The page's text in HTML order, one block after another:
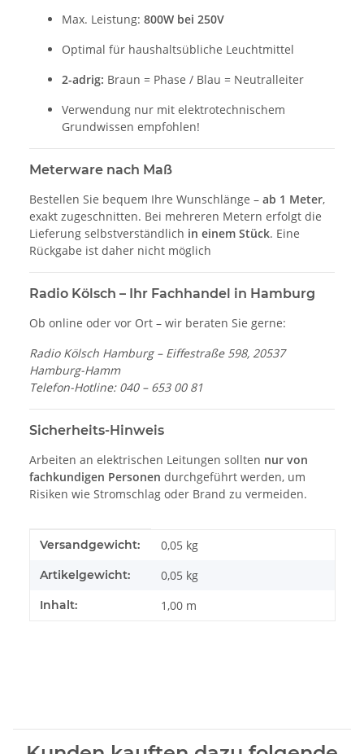
Max. Leistung: 800W bei 250V
Optimal für haushaltsübliche Leuchtmittel
2-adrig: Braun = Phase / Blau = Neutralleiter
Verwendung nur mit elektrotechnischem
Grundwissen empfohlen!
Meterware nach Maß
Bestellen Sie bequem Ihre Wunschlänge – ab 1 Meter,
exakt zugeschnitten. Bei mehreren Metern erfolgt die
Lieferung selbstverständlich in einem Stück. Eine
Rückgabe ist daher nicht möglich
Radio Kölsch – Ihr Fachhandel in Hamburg
Ob online oder vor Ort – wir beraten Sie gerne:
Radio Kölsch Hamburg – Eiffestraße 598, 20537
Hamburg-Hamm
Telefon-Hotline: 040 – 653 00 81
Sicherheits-Hinweis
Arbeiten an elektrischen Leitungen sollten nur von
fachkundigen Personen durchgeführt werden, um
Risiken wie Stromschlag oder Brand zu vermeiden.
Produkteigenschaft
Wert
Versandgewicht: 0,05 kg
Artikelgewicht: 0,05 kg
Inhalt: 1,00 m